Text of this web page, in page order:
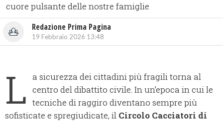
cuore pulsante delle nostre famiglie
Redazione Prima Pagina
19 Febbraio 2026 13:48
L a sicurezza dei cittadini più fragili torna al
centro del dibattito civile. In un’epoca in cui le
tecniche di raggiro diventano sempre più
sofisticate e spregiudicate, il Circolo Cacciatori di